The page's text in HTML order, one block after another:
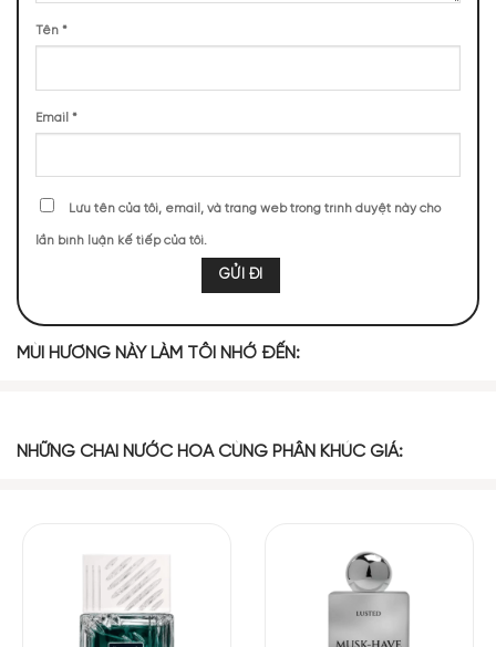
THỰC TẾ
Chanh Vàng Kinh Giới Cay
Tên *
Email *
Lưu tên của tôi, email, và trang web trong trình duyệt này cho
lần bình luận kế tiếp của tôi.
MÙI HƯƠNG NÀY LÀM TÔI NHỚ ĐẾN:
NHỮNG CHAI NƯỚC HOA CÙNG PHÂN KHÚC GIÁ: